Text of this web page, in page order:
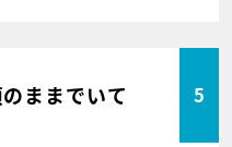
ままでいて 5